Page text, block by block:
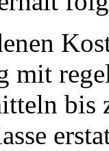
mit
bis